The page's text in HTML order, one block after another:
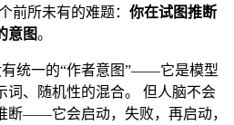
前所未有的难题： 你在试图推断
意图。
统一的“作者意图”——它是模型
词、随机性的混合。 但人脑不会
断——它会启动，失败，再启动，